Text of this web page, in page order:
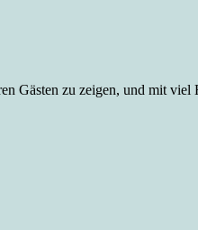
Gästen zu zeigen, und mit